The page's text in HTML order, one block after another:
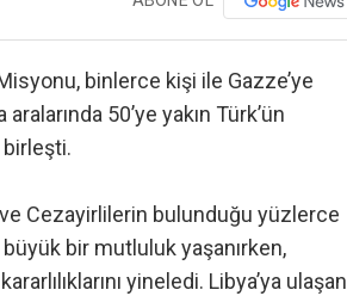
binlerce kişi ile Gazze’ye
50’ye yakın Türk’ün
birleşti.
Cezayirlilerin bulunduğu yüzlerce
büyük bir mutluluk yaşanırken,
yineledi. Libya’ya ulaşan